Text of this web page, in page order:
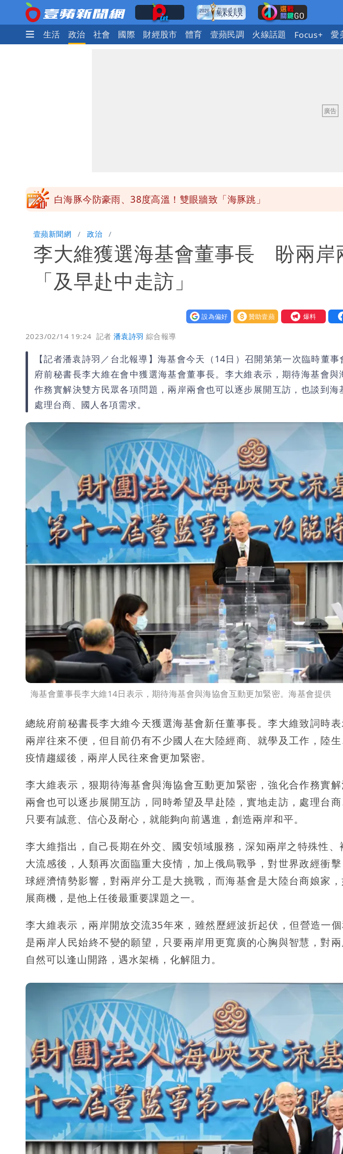
娛樂時尚 生活 政治 社會 國際 財經股市 體育 壹蘋民調 火線話題 Focus+ 愛
白海豚今防豪雨、38度高溫！雙眼牆致「海豚跳」
慈濟爆世紀大騙局 AIT發文高級酸！他笑：真的很會
白海豚大亂！航空66架次取消、船班39航次停航
白海豚勾到「台灣陸地」了！雙眼牆旋繞 路徑擺盪
他揭日本捐AZ疫苗秘辛「專為台生產」：終還陳時中清白
白海豚「大轉彎」機率非常小！明強度有變化
1元商品開搶！超市、量販週末優惠 父親節吃牛排、海鮮
壹蘋新聞網 政治
李大維獲選海基會董事長 盼兩岸
「及早赴中走訪」
設為偏好 贊助壹蘋 我要爆料
2023/02/14 19:24 記者潘袁詩羽 綜合報導
【記者潘袁詩羽／台北報導】海基會今天（14日）召開第第一次臨時董
府前秘書長李大維在會中獲選海基會董事長。李大維表示，期待海基會
作務實解決雙方民眾各項問題，兩岸兩會也可以逐步展開互訪，也談到海
處理台商、國人各項需求。
海基會董事長李大維14日表示，期待海基會與海協會互動更加緊密。海基會提供
總統府前秘書長李大維今天獲選海基會新任董事長。李大維致詞時
兩岸往來不便，但目前仍有不少國人在大陸經商、就學及工作，陸
疫情趨緩後，兩岸人民往來會更加緊密。
李大維表示，狠期待海基會與海協會互動更加緊密，強化合作務實
兩會也可以逐步展開互訪，同時希望及早赴陸，實地走訪，處理台
只要有誠意、信心及耐心，就能夠向前邁進，創造兩岸和平。
李大維指出，自己長期在外交、國安領域服務，深知兩岸之特殊性
大流感後，人類再次面臨重大疫情，加上俄烏戰爭，對世界政經衝
球經濟情勢影響，對兩岸分工是大挑戰，而海基會是大陸台商娘家
展商機，是他上任後最重要課題之一。
李大維表示，兩岸開放交流35年來，雖然歷經波折起伏，但營造一
是兩岸人民始終不變的願望，只要兩岸用更寬廣的心胸與智慧，對
自然可以逢山開路，遇水架橋，化解阻力。